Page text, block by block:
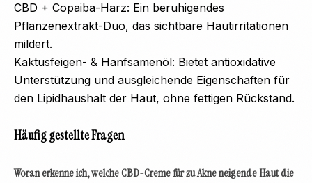
CBD + Copaiba-Harz: Ein beruhigendes
Pflanzenextrakt-Duo, das sichtbare Hautirritationen
mildert.
Kaktusfeigen- & Hanfsamenöl: Bietet antioxidative
Unterstützung und ausgleichende Eigenschaften für
den Lipidhaushalt der Haut, ohne fettigen Rückstand.
Häufig gestellte Fragen
Woran erkenne ich, welche CBD-Creme für zu Akne neigende Haut die